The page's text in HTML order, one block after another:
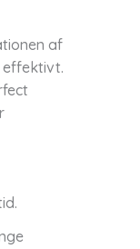
af
effektivt.